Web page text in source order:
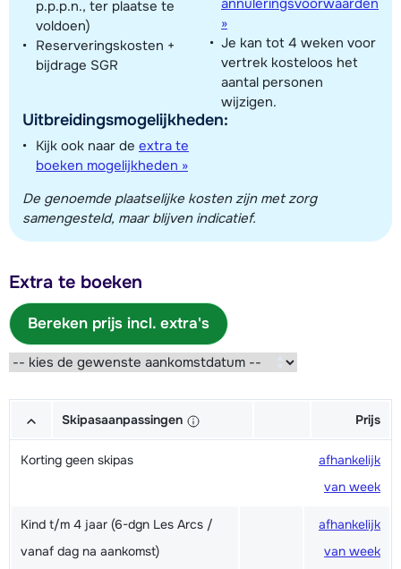
p.p.p.n., ter plaatse te
voldoen)
Reserveringskosten +
bijdrage SGR
Uitbreidingsmogelijkheden:
Kijk ook naar de extra te
boeken mogelijkheden »
»
Je kan tot 4 weken voor
vertrek kosteloos het
aantal personen
wijzigen.
De genoemde plaatselijke kosten zijn met zorg
samengesteld, maar blijven indicatief.
Extra te boeken
Bereken prijs incl. extra's
Skipasaanpassingen Prijs
Korting geen skipas
afhankelijk
van week
Kind t/m 4 jaar (6-dgn Les Arcs /
vanaf dag na aankomst)
afhankelijk
van week